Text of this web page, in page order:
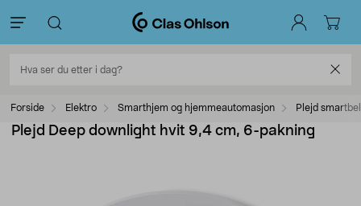
Forside Elektro Smarthjem og hjemmeautomasjon Plejd
Plejd Deep downlight hvit 9,4 cm, 6-pakning